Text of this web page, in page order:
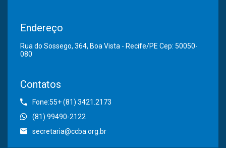
Endereço
Rua do Sossego, 364, Boa Vista - Recife/PE Cep: 50050-
080
Contatos
Fone:55+ (81) 3421.2173
(81) 99490-2122
secretaria@ccba.org.br